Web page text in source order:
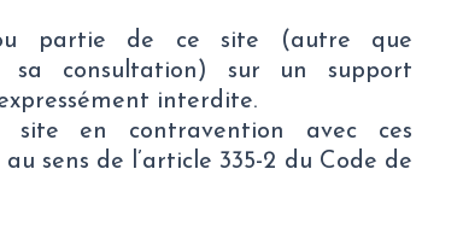
partie de ce site (autre que
sa consultation) sur un support
interdite.
site en contravention avec ces
sens de l’article 335-2 du Code de